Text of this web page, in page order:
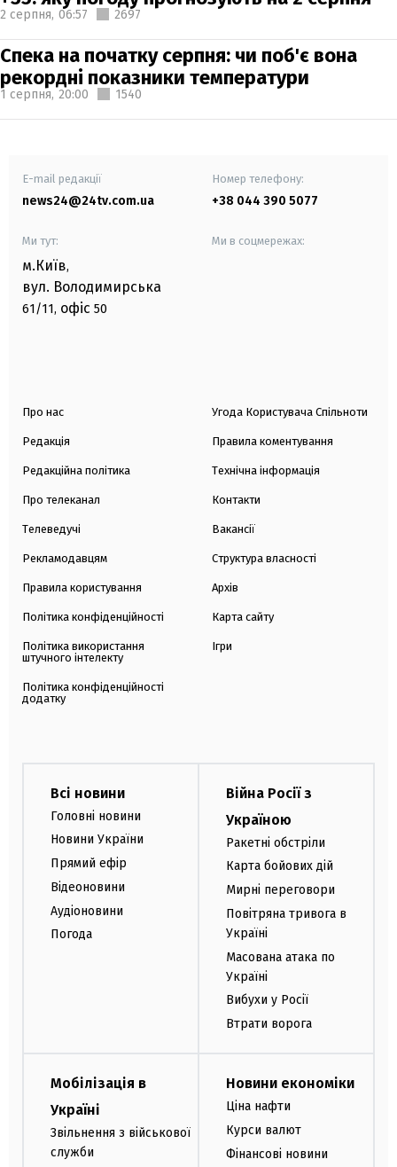
2 серпня, 06:57 2697
Спека на початку серпня: чи поб'є вона
рекордні показники температури
1 серпня, 20:00 1540
E-mail редакції
news24@24tv.com.ua
Номер телефону:
+38 044 390 5077
Ми тут:
м.Київ,
вул. Володимирська
61/11, офіс 50
Ми в соцмережах:
Про нас
Редакція
Редакційна політика
Про телеканал
Телеведучі
Рекламодавцям
Правила користування
Політика конфіденційності
Політика використання
штучного інтелекту
Політика конфіденційності
додатку
Угода Користувача Спільноти
Правила коментування
Технічна інформація
Контакти
Вакансії
Структура власності
Архів
Карта сайту
Ігри
Всі новини
Головні новини
Новини України
Прямий ефір
Відеоновини
Аудіоновини
Погода
Війна Росії з
Україною
Ракетні обстріли
Карта бойових дій
Мирні переговори
Повітряна тривога в
Україні
Масована атака по
Україні
Вибухи у Росії
Втрати ворога
Мобілізація в
Україні
Звільнення з військової
служби
Новини економіки
Ціна нафти
Курси валют
Фінансові новини